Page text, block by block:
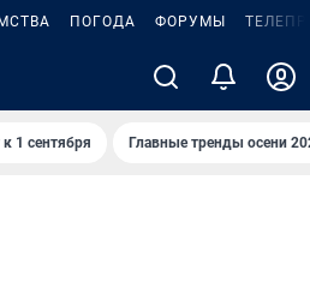
ПОГОДА ФОРУМЫ
1 сентября Главные тренды осени